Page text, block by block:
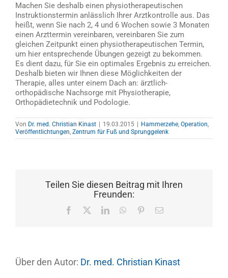
Machen Sie deshalb einen physiotherapeutischen
Instruktionstermin anlässlich Ihrer Arztkontrolle aus. Das
heißt, wenn Sie nach 2, 4 und 6 Wochen sowie 3 Monaten
einen Arzttermin vereinbaren, vereinbaren Sie zum
gleichen Zeitpunkt einen physiotherapeutischen Termin,
um hier entsprechende Übungen gezeigt zu bekommen.
Es dient dazu, für Sie ein optimales Ergebnis zu erreichen.
Deshalb bieten wir Ihnen diese Möglichkeiten der
Therapie, alles unter einem Dach an: ärztlich-
orthopädische Nachsorge mit Physiotherapie,
Orthopädietechnik und Podologie.
Von Dr. med. Christian Kinast | 19.03.2015 | Hammerzehe Operation
Veröffentlichtungen Zentrum für Fuß und Sprunggelenk
Teilen Sie diesen Beitrag mit Ihren
Freunden:
Facebook LinkedInWhatsApp
Pinterest
E-
Über den Autor: Dr. med. Christian Kinast